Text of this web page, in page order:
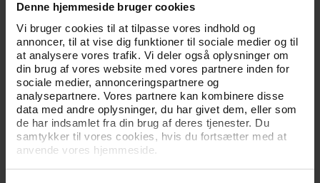
Denne hjemmeside bruger cookies
Vi bruger cookies til at tilpasse vores indhold og
annoncer, til at vise dig funktioner til sociale medier og til
at analysere vores trafik. Vi deler også oplysninger om
din brug af vores website med vores partnere inden for
sociale medier, annonceringspartnere og
analysepartnere. Vores partnere kan kombinere disse
data med andre oplysninger, du har givet dem, eller som
de har indsamlet fra din brug af deres tjenester. Du
samtykker til vores cookies, hvis du fortsætter med at
anvende vores hjemmeside.
30.05.2025
NYHED
LANDSHOLDS-UPDATE: ANDERSON
I TESTKAMPE